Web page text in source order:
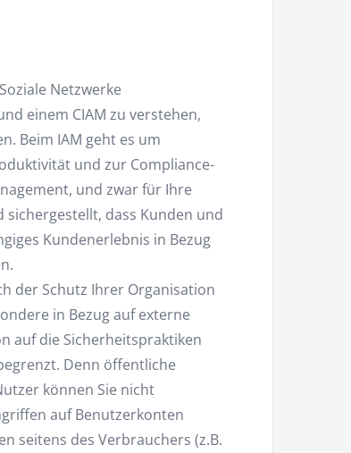
Netzwerke
einem CIAM zu verstehen,
Beim IAM geht es um
und zur Compliance-
und zwar für Ihre
dass Kunden und
Kundenerlebnis in Bezug
der Schutz Ihrer Organisation
in Bezug auf externe
auf die Sicherheitspraktiken
Denn öffentliche
können Sie nicht
auf Benutzerkonten
seitens des Verbrauchers (z.B.